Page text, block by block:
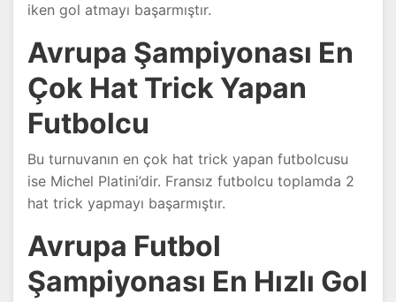
iken gol atmayı başarmıştır.
Avrupa Şampiyonası En
Çok Hat Trick Yapan
Futbolcu
Bu turnuvanın en çok hat trick yapan futbolcusu
ise Michel Platini’dir. Fransız futbolcu toplamda 2
hat trick yapmayı başarmıştır.
Avrupa Futbol
Şampiyonası En Hızlı Gol